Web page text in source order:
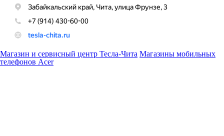
Магазин и сервисный центр Тесла-Чита Магазины мобильных
телефонов Acer